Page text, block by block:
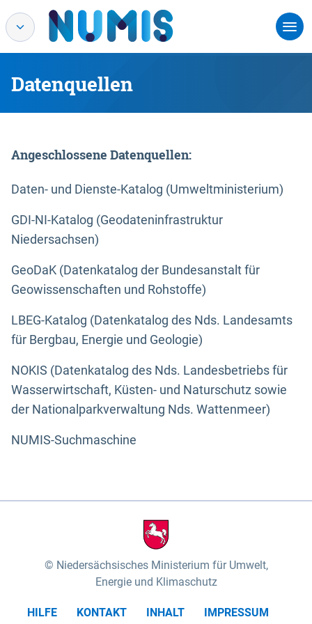
Datenquellen
Angeschlossene Datenquellen:
Daten- und Dienste-Katalog (Umweltministerium)
GDI-NI-Katalog (Geodateninfrastruktur
Niedersachsen)
GeoDaK (Datenkatalog der Bundesanstalt für
Geowissenschaften und Rohstoffe)
LBEG-Katalog (Datenkatalog des Nds. Landesamts
für Bergbau, Energie und Geologie)
NOKIS (Datenkatalog des Nds. Landesbetriebs für
Wasserwirtschaft, Küsten- und Naturschutz sowie
der Nationalparkverwaltung Nds. Wattenmeer)
NUMIS-Suchmaschine
Niedersächsisches Ministerium für Umwelt,
Energie und Klimaschutz
HILFE KONTAKT INHALT
IMPRESSUM